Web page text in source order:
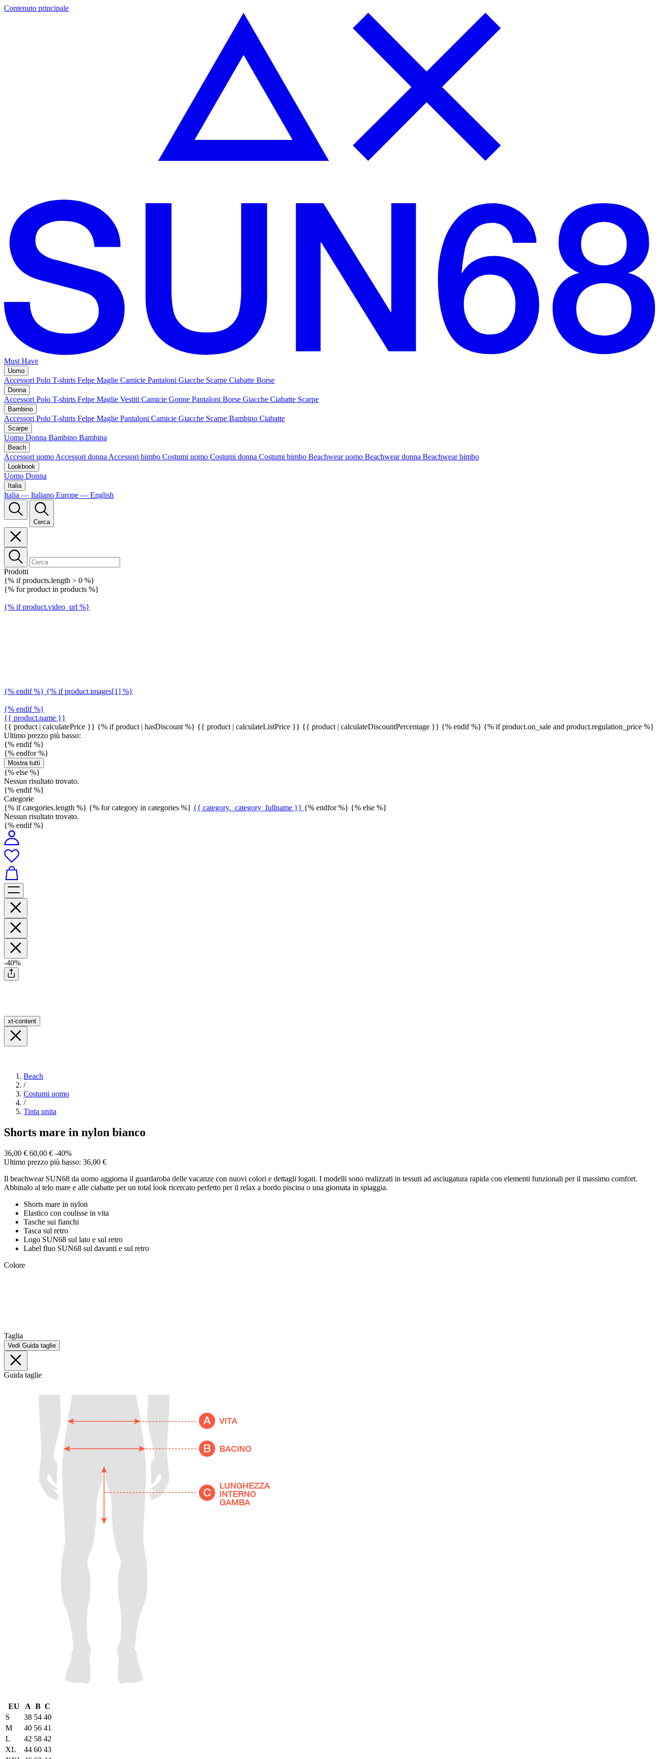
Contenuto principale
Must Have
Uomo
Accessori Polo T-shirts Felpe Maglie Camicie Pantaloni Giacche Scarpe Ciabatte Borse
Donna
Accessori Polo T-shirts Felpe Maglie Vestiti Camicie Gonne Pantaloni Borse Giacche Ciabatte Scarpe
Bambino
Accessori Polo T-shirts Felpe Maglie Pantaloni Camicie Giacche Scarpe Bambino Ciabatte
Scarpe
Uomo Donna Bambino Bambina
Beach
Accessori uomoAccessori donnaAccessori bimbo Costumi uomo Costumi donna Costumi bimbo Beachwear uomo Beachwear donna Beachwear bimbo
Lookbook
Uomo Donna
Italia
Italia — Italiano Europe — English
Cerca
Prodotti
{% if products.length > 0 %}
{% for product in products %}
{% if product.video_url %}
{% endif %} {% if product.images[1] %}
{% endif %}
{{ product.name }}
{{ product | calculatePrice }} {% if product | hasDiscount %} {{ product | calculateListPrice }} {{ product | calculateDiscountPercentage }} {% endif %} {% if product.on_sale and product.regulation_price %}
Ultimo prezzo più basso:
{% endif %}
{% endfor %}
Mostra tutti
{% else %}
Nessun risultato trovato.
{% endif %}
Categorie
{% if categories.length %} {% for category in categories %} {{ category._category_fullname }} {% endfor %} {% else %}
Nessun risultato trovato.
{% endif %}
-40%
xt-content
Beach
/
Costumi uomo
/
Tinta unita
Shorts mare in nylon bianco
36,00 € 60,00 € -40%
Ultimo prezzo più basso: 36,00 €
Il beachwear SUN68 da uomo aggiorna il guardaroba delle vacanze con nuovi colori e dettagli logati. I modelli sono realizzati in tessuti ad asciugatura rapida con elementi funzionali per il massimo comfort.
Abbinalo al telo mare e alle ciabatte per un total look ricercato perfetto per il relax a bordo piscina o una giornata in spiaggia.
Shorts mare in nylon
Elastico con coulisse in vita
Tasche sui fianchi
Tasca sul retro
Logo SUN68 sul lato e sul retro
Label fluo SUN68 sul davanti e sul retro
Colore
Taglia
Vedi Guida taglie
Guida taglie
EU A B C
S
38 54 40
M
40 56 41
L
42 58 42
XL
44 60 43